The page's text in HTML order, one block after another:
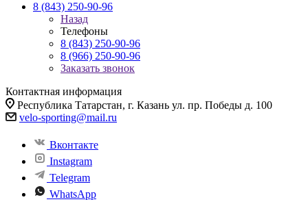
8 (843) 250-90-96
Назад
Телефоны
8 (843) 250-90-96
8 (966) 250-90-96
Заказать звонок
Контактная информация
Республика Татарстан, г. Казань ул. пр. Победы д. 100
velo-sporting@mail.ru
Вконтакте
Instagram
Telegram
WhatsApp